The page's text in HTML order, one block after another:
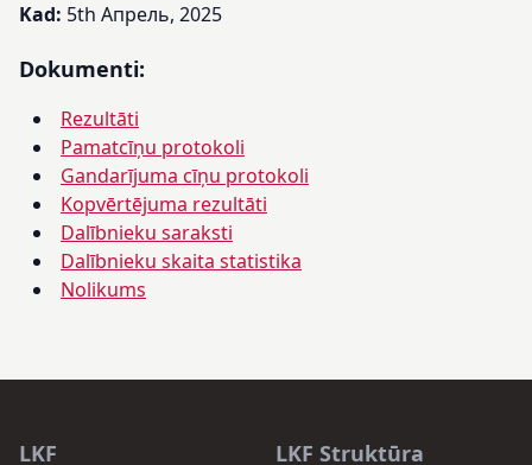
Kad: 5th Апрель, 2025
Dokumenti:
Rezultāti
Pamatcīņu protokoli
Gandarījuma cīņu protokoli
Kopvērtējuma rezultāti
Dalībnieku saraksti
Dalībnieku skaita statistika
Nolikums
LKF LKF Struktūra